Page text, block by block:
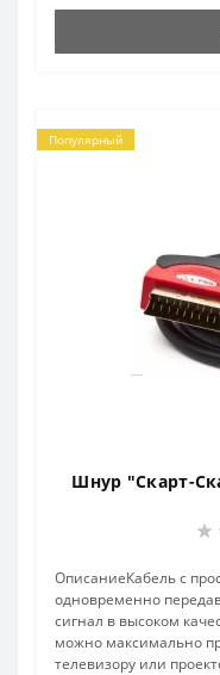
Популярный
Шнур "Скарт-
ОписаниеКабель с
одновременно
сигнал в высоком
можно максимально
телевизору или